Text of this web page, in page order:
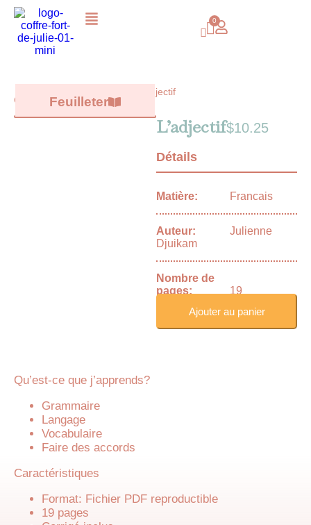
Catalogue /Tous les livres
L’adjectif
Feuilleter
L’adjectif$10.25
Détails
Matière: Francais
Auteur:
Julienne
Djuikam
Nombre de
pages:
19
Ajouter au panier
Qu’est-ce que j’apprends?
Grammaire
Langage
Vocabulaire
Faire des accords
Caractéristiques
Format: Fichier PDF reproductible
19 pages